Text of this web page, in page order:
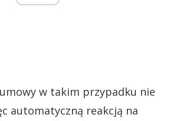
w takim przypadku nie
automatyczną reakcją na